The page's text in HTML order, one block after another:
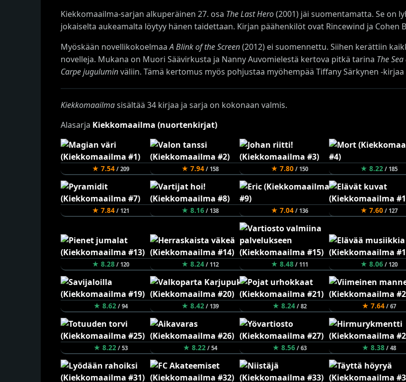
Kiekkomaailma-sarjan alkuperäinen 27. osa The Last Hero(2001) jäi suomentamatta. Se on
jokaiselta aukeamalta löytyy hänen taidettaan. Kirjan päähenkilöt ovat Rincewind ja Cohen
Myöskään novellikokoelmaaA Blink of the Screen(2012) ei suomennettu. Siihen kerättiin
novelleja. Mukana on Muori Säävirkusta ja Nanny Auvomielestä kertova pitkä tarina The
Carpe juguluminväliin. Tämä kertomus myös pohjustaa myöhempää Tiffany Särkynen -kirjaa
Kiekkomaailmasisältää 34 kirjaa ja sarja on kokonaan valmis.
Alasarja Kiekkomaailma (nuortenkirjat)
★ 7.54/ 209 ★ 7.94/ 158 ★ 7.80/ 150 ★ 8.22/ 185
★ 7.84/ 121 ★ 8.16/ 138 ★ 7.04/ 136 ★ 7.60/ 127
★ 8.28/ 120 ★ 8.24/ 112 ★ 8.48/ 111 ★ 8.06/ 120
★ 8.62/ 94 ★ 8.42/ 139 ★ 8.24/ 82 ★ 7.64/ 67
★ 8.22/ 53 ★ 8.22/ 54 ★ 8.56/ 63 ★ 8.38/ 48